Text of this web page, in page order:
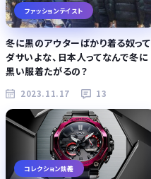
ファッションテイスト
冬に黒のアウターばかり着る奴って
ダサいよな、日本人ってなんで冬に
黒い服着たがるの？
2023.11.17 13
コレクション談義